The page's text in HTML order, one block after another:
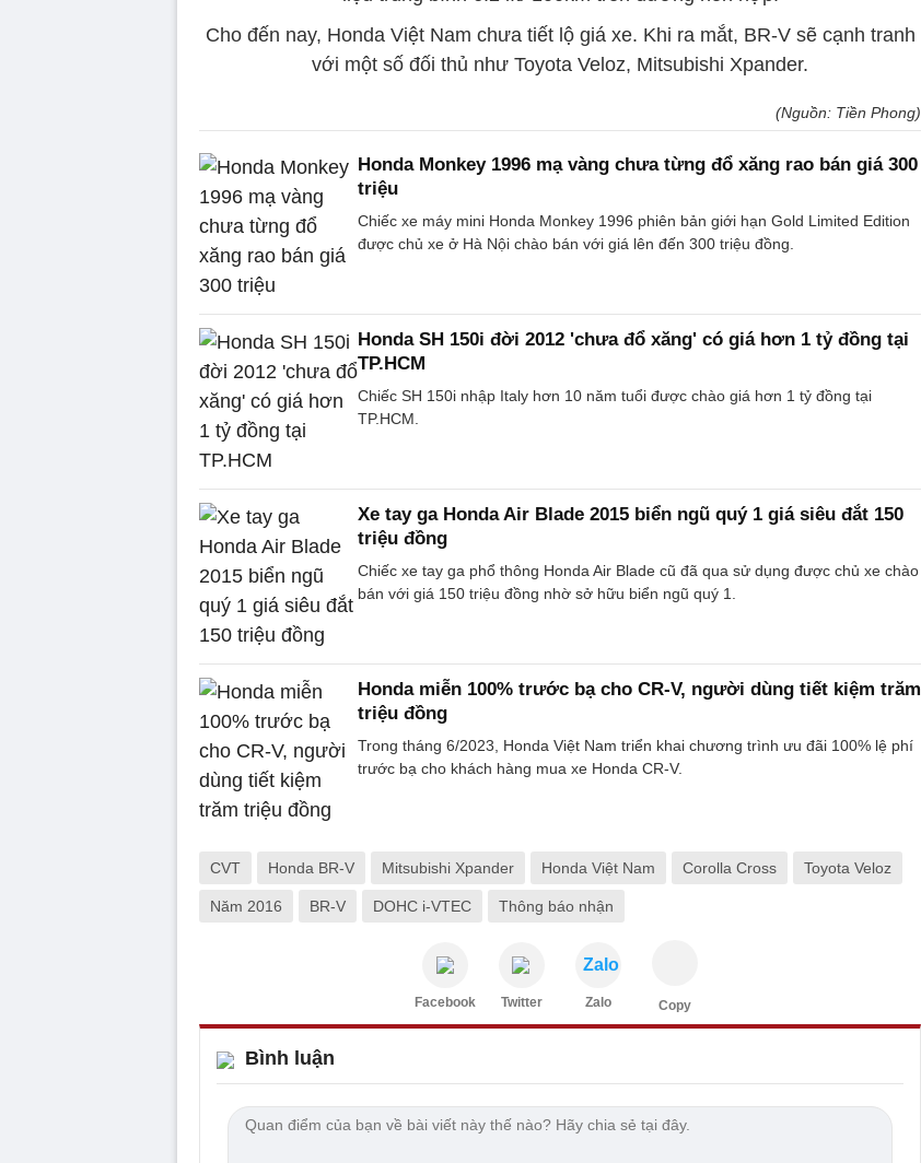
Cho đến nay, Honda Việt Nam chưa tiết lộ giá xe. Khi ra mắt, BR-V sẽ cạnh tranh
với một số đối thủ như Toyota Veloz, Mitsubishi Xpander.
(Nguồn: Tiền Phong)
Honda Monkey 1996 mạ vàng chưa từng đổ xăng rao bán giá 300
triệu
Chiếc xe máy mini Honda Monkey 1996 phiên bản giới hạn Gold Limited Edition
được chủ xe ở Hà Nội chào bán với giá lên đến 300 triệu đồng.
Honda SH 150i đời 2012 'chưa đổ xăng' có giá hơn 1 tỷ đồng tại
TP.HCM
Chiếc SH 150i nhập Italy hơn 10 năm tuổi được chào giá hơn 1 tỷ đồng tại
TP.HCM.
Xe tay ga Honda Air Blade 2015 biển ngũ quý 1 giá siêu đắt 150
triệu đồng
Chiếc xe tay ga phổ thông Honda Air Blade cũ đã qua sử dụng được chủ xe chào
bán với giá 150 triệu đồng nhờ sở hữu biển ngũ quý 1.
Honda miễn 100% trước bạ cho CR-V, người dùng tiết kiệm trăm
triệu đồng
Trong tháng 6/2023, Honda Việt Nam triển khai chương trình ưu đãi 100% lệ phí
trước bạ cho khách hàng mua xe Honda CR-V.
CVT Honda BR-V Mitsubishi Xpander Honda Việt Nam Corolla Cross Toyota Veloz
Năm 2016 BR-V DOHC i-VTEC Thông báo nhận
Facebook Twitter
Zalo
Zalo Copy
Bình luận